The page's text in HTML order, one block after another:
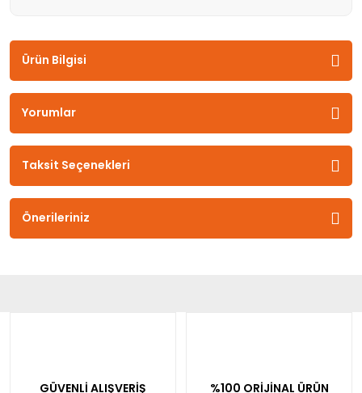
Ürün Bilgisi
Yorumlar
Taksit Seçenekleri
Önerileriniz
GÜVENLİ ALIŞVERİŞ %100 ORİJİNAL ÜRÜN